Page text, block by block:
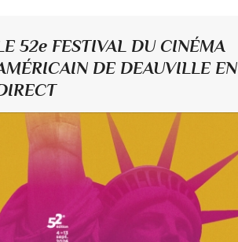
52e FESTIVAL DU CINÉMA
DE DEAUVILLE EN